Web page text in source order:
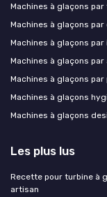
Machines à glaçons
Machines à glaçons
Machines à glaçons
Machines à glaçons
Machines à glaçons
Machines à glaçons
Machines à glaçons
Les plus lus
Recette pour turbine à
artisan